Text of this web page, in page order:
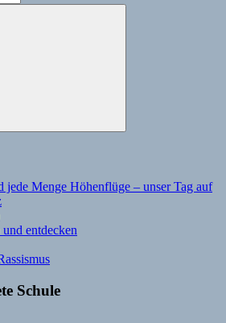
jede Menge Höhenflüge – unser Tag auf
entdecken
Schule